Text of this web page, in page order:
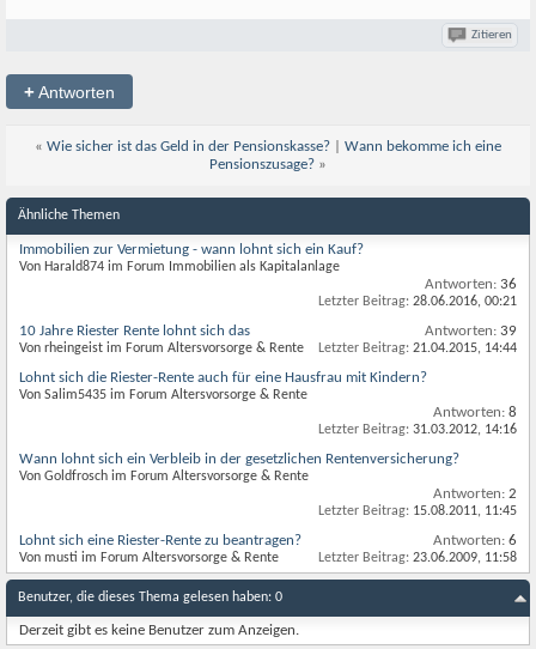
Zitieren
+Antworten
« Wie sicher ist das Geld in der Pensionskasse?
Wann bekomme ich eine
Pensionszusage? »
Ähnliche Themen
Immobilien zur Vermietung - wann lohnt sich ein Kauf?
Von Harald874 im Forum Immobilien als Kapitalanlage
Antworten: 36
Letzter Beitrag: 28.06.2016, 00:21
10 Jahre Riester Rente lohnt sich das
Von rheingeist im Forum Altersvorsorge & Rente
Antworten: 39
Letzter Beitrag: 21.04.2015, 14:44
Lohnt sich die Riester-Rente auch für eine Hausfrau mit Kindern?
Von Salim5435 im Forum Altersvorsorge & Rente
Antworten: 8
Letzter Beitrag: 31.03.2012, 14:16
Wann lohnt sich ein Verbleib in der gesetzlichen Rentenversicherung?
Von Goldfrosch im Forum Altersvorsorge & Rente
Antworten: 2
Letzter Beitrag: 15.08.2011, 11:45
Lohnt sich eine Riester-Rente zu beantragen?
Von musti im Forum Altersvorsorge & Rente
Antworten: 6
Letzter Beitrag: 23.06.2009, 11:58
Benutzer, die dieses Thema gelesen haben: 0
Derzeit gibt es keine Benutzer zum Anzeigen.